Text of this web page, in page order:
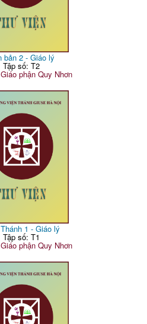
bản 2 - Giáo lý
Tập số: T2
Giáo phận Quy Nhơn
1 - Giáo lý
Tập số: T1
Giáo phận Quy Nhơn